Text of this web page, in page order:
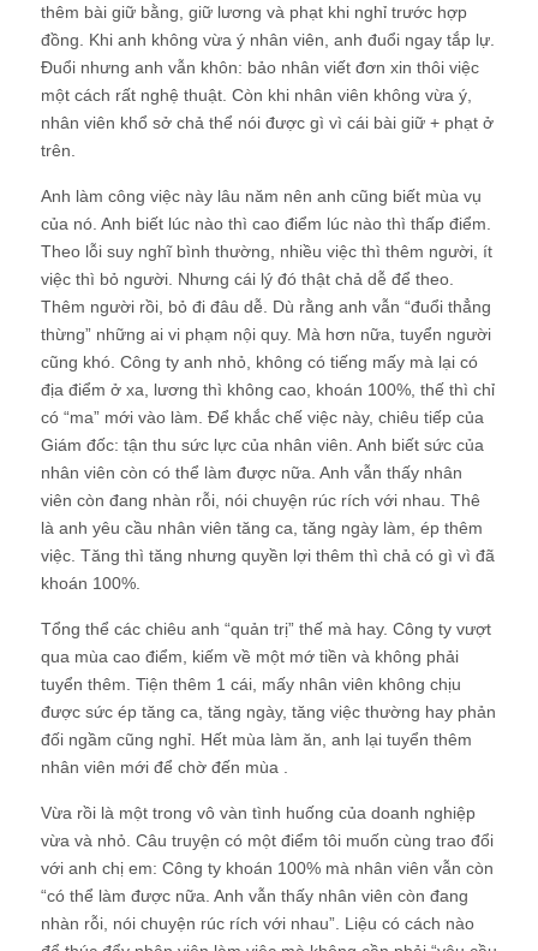
thêm bài giữ bằng, giữ lương và phạt khi nghỉ trước hợp
đồng. Khi anh không vừa ý nhân viên, anh đuổi ngay tắp lự.
Đuổi nhưng anh vẫn khôn: bảo nhân viết đơn xin thôi việc
một cách rất nghệ thuật. Còn khi nhân viên không vừa ý,
nhân viên khổ sở chả thể nói được gì vì cái bài giữ + phạt ở
trên.
Anh làm công việc này lâu năm nên anh cũng biết mùa vụ
của nó. Anh biết lúc nào thì cao điểm lúc nào thì thấp điểm.
Theo lỗi suy nghĩ bình thường, nhiều việc thì thêm người, ít
việc thì bỏ người. Nhưng cái lý đó thật chả dễ để theo.
Thêm người rồi, bỏ đi đâu dễ. Dù rằng anh vẫn “đuổi thẳng
thừng” những ai vi phạm nội quy. Mà hơn nữa, tuyển người
cũng khó. Công ty anh nhỏ, không có tiếng mấy mà lại có
địa điểm ở xa, lương thì không cao, khoán 100%, thế thì chỉ
có “ma” mới vào làm. Để khắc chế việc này, chiêu tiếp của
Giám đốc: tận thu sức lực của nhân viên. Anh biết sức của
nhân viên còn có thể làm được nữa. Anh vẫn thấy nhân
viên còn đang nhàn rỗi, nói chuyện rúc rích với nhau. Thê
là anh yêu cầu nhân viên tăng ca, tăng ngày làm, ép thêm
việc. Tăng thì tăng nhưng quyền lợi thêm thì chả có gì vì đã
khoán 100%.
Tổng thể các chiêu anh “quản trị” thế mà hay. Công ty vượt
qua mùa cao điểm, kiếm về một mớ tiền và không phải
tuyển thêm. Tiện thêm 1 cái, mấy nhân viên không chịu
được sức ép tăng ca, tăng ngày, tăng việc thường hay phản
đối ngầm cũng nghỉ. Hết mùa làm ăn, anh lại tuyển thêm
nhân viên mới để chờ đến mùa .
Vừa rồi là một trong vô vàn tình huống của doanh nghiệp
vừa và nhỏ. Câu truyện có một điểm tôi muốn cùng trao đổi
với anh chị em: Công ty khoán 100% mà nhân viên vẫn còn
“có thể làm được nữa. Anh vẫn thấy nhân viên còn đang
nhàn rỗi, nói chuyện rúc rích với nhau”. Liệu có cách nào